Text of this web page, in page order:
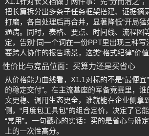
把长篇拆分出多条子任务框架搭建、证据摘
打磨，各自处理后再合并，显著降低“开局猛
通病。同时，表格、要点、时间线、流程图
定，告别“同一个词在一份PPT里出现三种写
要跨人协作的报告场景，这类“格式纪律”价值
性价比与竞品位面：买算力还是买省心
从价格能力曲线看，X1.1对标的不是“最便宜
的稳定交付”。在主流基座的军备竞赛里，
文更稳、调用生态更全，谁就能在企业侧拿
侧，“月度包工具包”的组合定价，决定了它
“常用”。一句戳心的实话：买的是省心与确
上的一次性高分。